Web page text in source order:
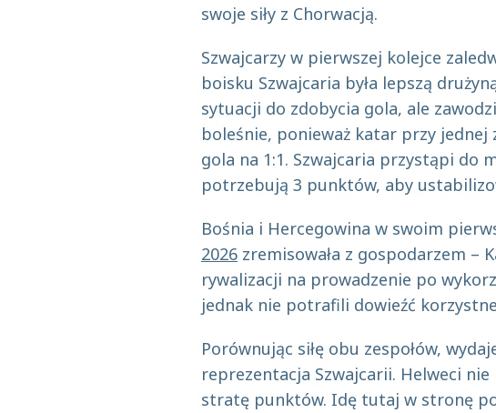
swoje siły z Chorwacją.
Szwajcarzy w pierwszej kolejce
boisku Szwajcaria była lepszą
sytuacji do zdobycia gola, ale
boleśnie, ponieważ katar przy jednej
gola na 1:1. Szwajcaria przystąpi do
potrzebują 3 punktów, aby
Bośnia i Hercegowina w swoim
2026 zremisowała z gospodarzem –
rywalizacji na prowadzenie po
jednak nie potrafili dowieźć
Porównując siłę obu zespołów,
reprezentacja Szwajcarii. Helweci
stratę punktów. Idę tutaj w stronę